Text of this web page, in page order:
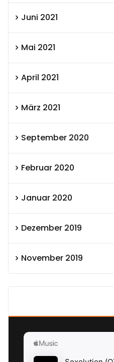
Juni 2021
Mai 2021
April 2021
März 2021
September 2020
Februar 2020
Januar 2020
Dezember 2019
November 2019